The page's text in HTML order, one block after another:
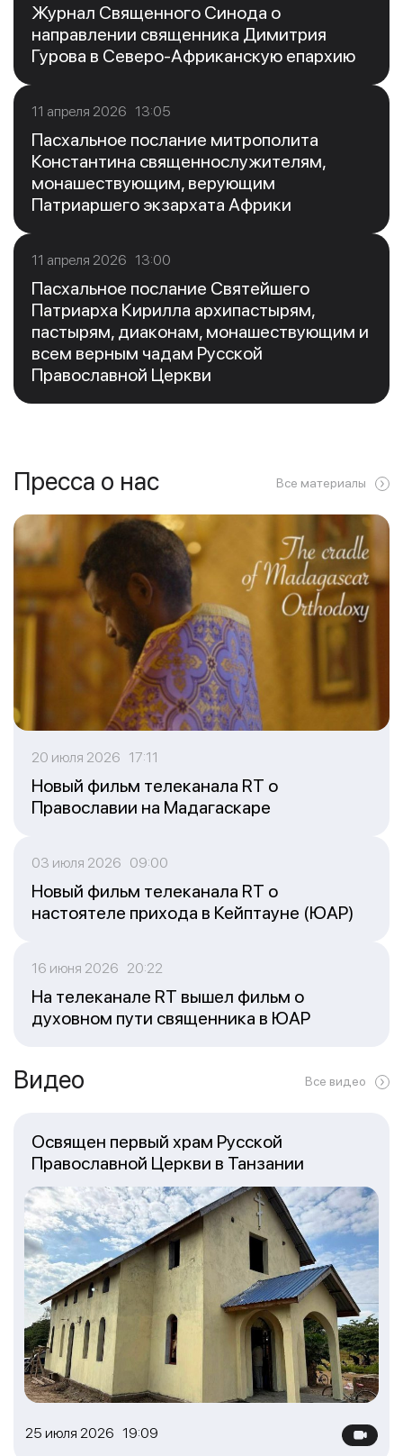
Журнал Священного Синода о
направлении священника Димитрия
Гурова в Северо-Африканскую епархию
11 апреля 2026 13:05
Пасхальное послание митрополита
Константина священнослужителям,
монашествующим, верующим
Патриаршего экзархата Африки
11 апреля 2026 13:00
Пасхальное послание Святейшего
Патриарха Кирилла архипастырям,
пастырям, диаконам, монашествующим и
всем верным чадам Русской
Православной Церкви
Пресса о нас Все материалы
20 июля 2026 17:11
Новый фильм телеканала RT о
Православии на Мадагаскаре
03 июля 2026 09:00
Новый фильм телеканала RT о
настоятеле прихода в Кейптауне (ЮАР)
16 июня 2026 20:22
На телеканале RT вышел фильм о
духовном пути священника в ЮАР
Видео Все видео
25 июля 2026 19:09
Освящен первый храм Русской
Православной Церкви в Танзании